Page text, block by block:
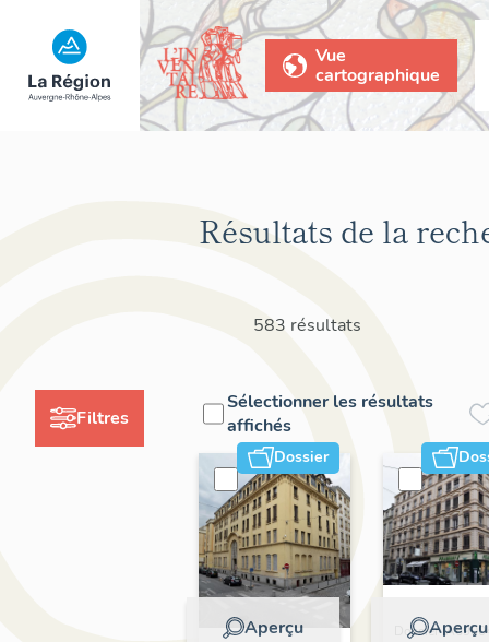
Vue
cartographique
Filtres
Résultats de la
583 résultats
Sélectionner les résultats
affichés
Dossier
Aperçu Aperçu
Dossier